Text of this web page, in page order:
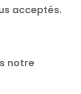
acceptés.
notre